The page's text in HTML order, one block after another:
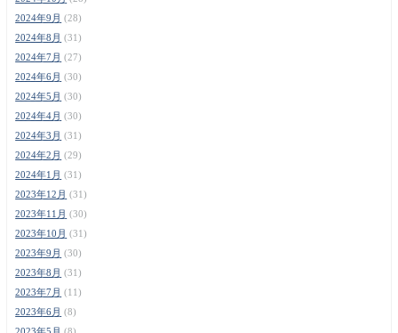
2024年9月 (28)
2024年8月 (31)
2024年7月 (27)
2024年6月 (30)
2024年5月 (30)
2024年4月 (30)
2024年3月 (31)
2024年2月 (29)
2024年1月 (31)
2023年12月 (31)
2023年11月 (30)
2023年10月 (31)
2023年9月 (30)
2023年8月 (31)
2023年7月 (11)
2023年6月 (8)